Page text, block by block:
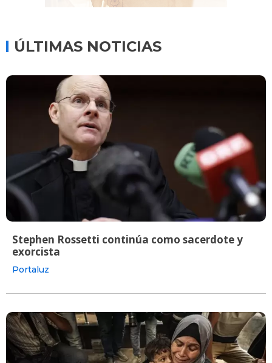
ÚLTIMAS NOTICIAS
Stephen Rossetti continúa como sacerdote y
exorcista
Portaluz